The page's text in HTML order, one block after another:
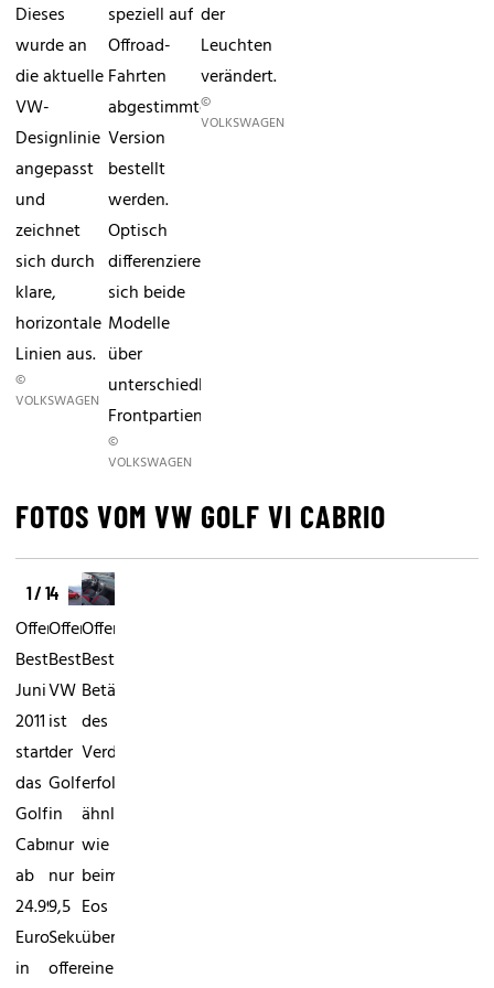
Dieses
wurde an
die aktuelle
VW-
Designlinie
angepasst
und
zeichnet
sich durch
klare,
horizontale
Linien aus.
©
VOLKSWAGEN
speziell auf
Offroad-
Fahrten
abgestimmten
Version
bestellt
werden.
Optisch
differenzieren
sich beide
Modelle
über
unterschiedliche
Frontpartien.
©
VOLKSWAGEN
der
Leuchten
verändert.
©
VOLKSWAGEN
FOTOS VOM VW GOLF VI CABRIO
1 / 14
Offener
BestsellerAb
Juni
2011
startet
das
Golf
Cabrio
ab
24.990
Euro
in
Offener
BestsellerLaut
VW
ist
der
Golf
in
nur
nur
9,5
Sekunden
offen
Offener
BestsellerDie
Betätigung
des
Verdecks
erfolgt
ähnlich
wie
beim
Eos
über
einen